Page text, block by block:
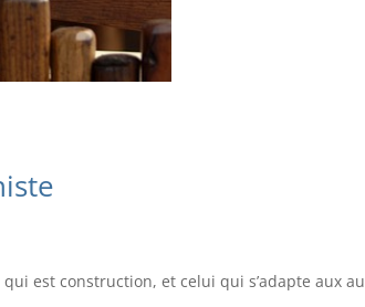
est construction, et celui qui s’adapte aux